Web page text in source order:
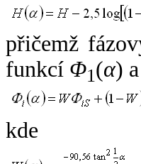
přičemž
funkcí Φ1(α) a
kde